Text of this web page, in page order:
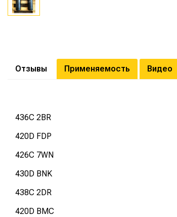
Отзывы Применяемость Видео
436C 2BR
420D FDP
426C 7WN
430D BNK
438C 2DR
420D BMC